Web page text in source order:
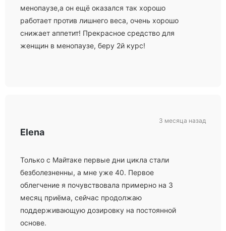
менопаузе,а он ещё оказался так хорошо
работает против лишнего веса, очень хорошо
снижает аппетит! Прекрасное средство для
женщин в менопаузе, беру 2й курс!
Elena
Только с Майтаке первые дни цикла стали
безболезненны, а мне уже 40. Первое
облегчение я почувствовала примерно на 3
месяц приёма, сейчас продолжаю
поддерживающую дозировку на постоянной
основе.
3 месяца назад